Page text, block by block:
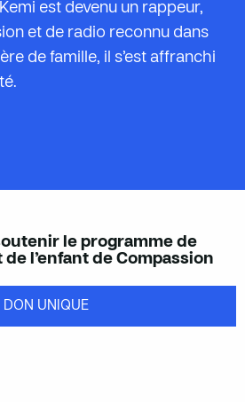
est devenu un rappeur,
et de radio reconnu dans
de famille, il s’est affranchi
le programme de
l’enfant de Compassion
DON UNIQUE